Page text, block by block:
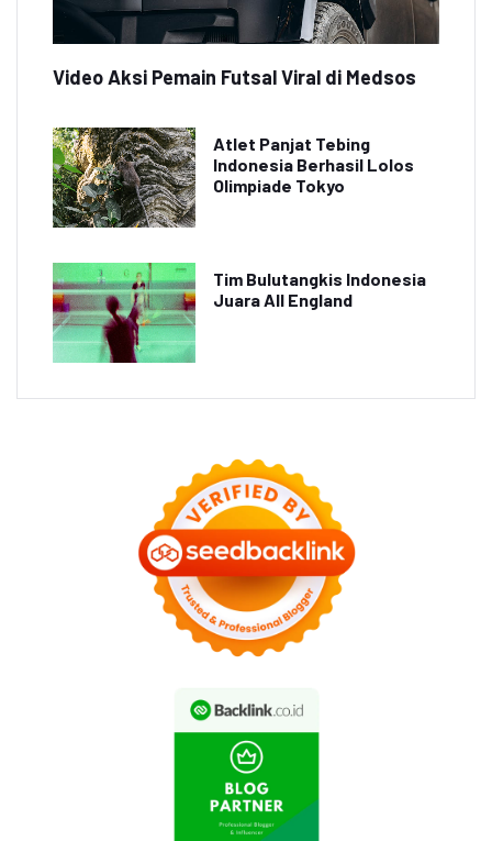
Video Aksi Pemain Futsal Viral di Medsos
Atlet Panjat Tebing
Indonesia Berhasil Lolos
Olimpiade Tokyo
Tim Bulutangkis Indonesia
Juara All England